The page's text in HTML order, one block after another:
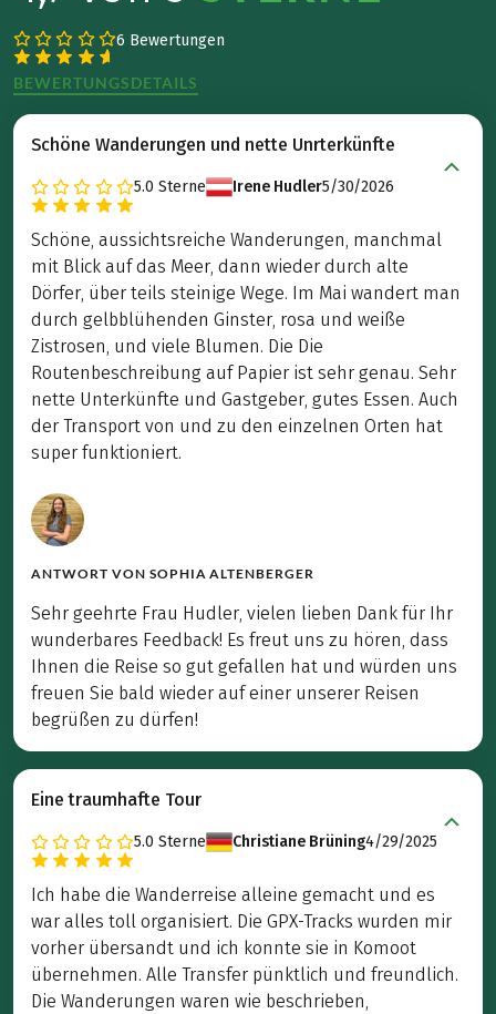
6 Bewertungen
BEWERTUNGSDETAILS
Schöne Wanderungen und nette Unrterkünfte
5.0 Sterne Irene Hudler5/30/2026
Schöne, aussichtsreiche Wanderungen, manchmal
mit Blick auf das Meer, dann wieder durch alte
Dörfer, über teils steinige Wege. Im Mai wandert man
durch gelbblühenden Ginster, rosa und weiße
Zistrosen, und viele Blumen. Die Die
Routenbeschreibung auf Papier ist sehr genau. Sehr
nette Unterkünfte und Gastgeber, gutes Essen. Auch
der Transport von und zu den einzelnen Orten hat
super funktioniert.
ANTWORT VON SOPHIA ALTENBERGER
Sehr geehrte Frau Hudler, vielen lieben Dank für Ihr
wunderbares Feedback! Es freut uns zu hören, dass
Ihnen die Reise so gut gefallen hat und würden uns
freuen Sie bald wieder auf einer unserer Reisen
begrüßen zu dürfen!
Eine traumhafte Tour
5.0 Sterne Christiane Brüning4/29/2025
Ich habe die Wanderreise alleine gemacht und es
war alles toll organisiert. Die GPX-Tracks wurden mir
vorher übersandt und ich konnte sie in Komoot
übernehmen. Alle Transfer pünktlich und freundlich.
Die Wanderungen waren wie beschrieben,